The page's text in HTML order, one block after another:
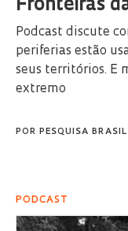
Fronteiras
Podcast discute
periferias estão
seus territórios. E
extremo
POR PESQUISA BRASIL
PODCAST